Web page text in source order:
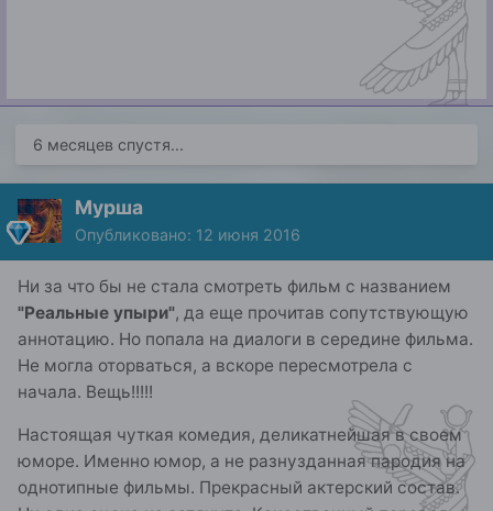
6 месяцев спустя...
Мурша
Опубликовано: 12 июня 2016
Ни за что бы не стала смотреть фильм с названием
"Реальные упыри", да еще прочитав сопутствующую
аннотацию. Но попала на диалоги в середине фильма.
Не могла оторваться, а вскоре пересмотрела с
начала. Вещь!!!!!
Настоящая чуткая комедия, деликатнейшая в своем
юморе. Именно юмор, а не разнузданная пародия на
однотипные фильмы. Прекрасный актерский состав.